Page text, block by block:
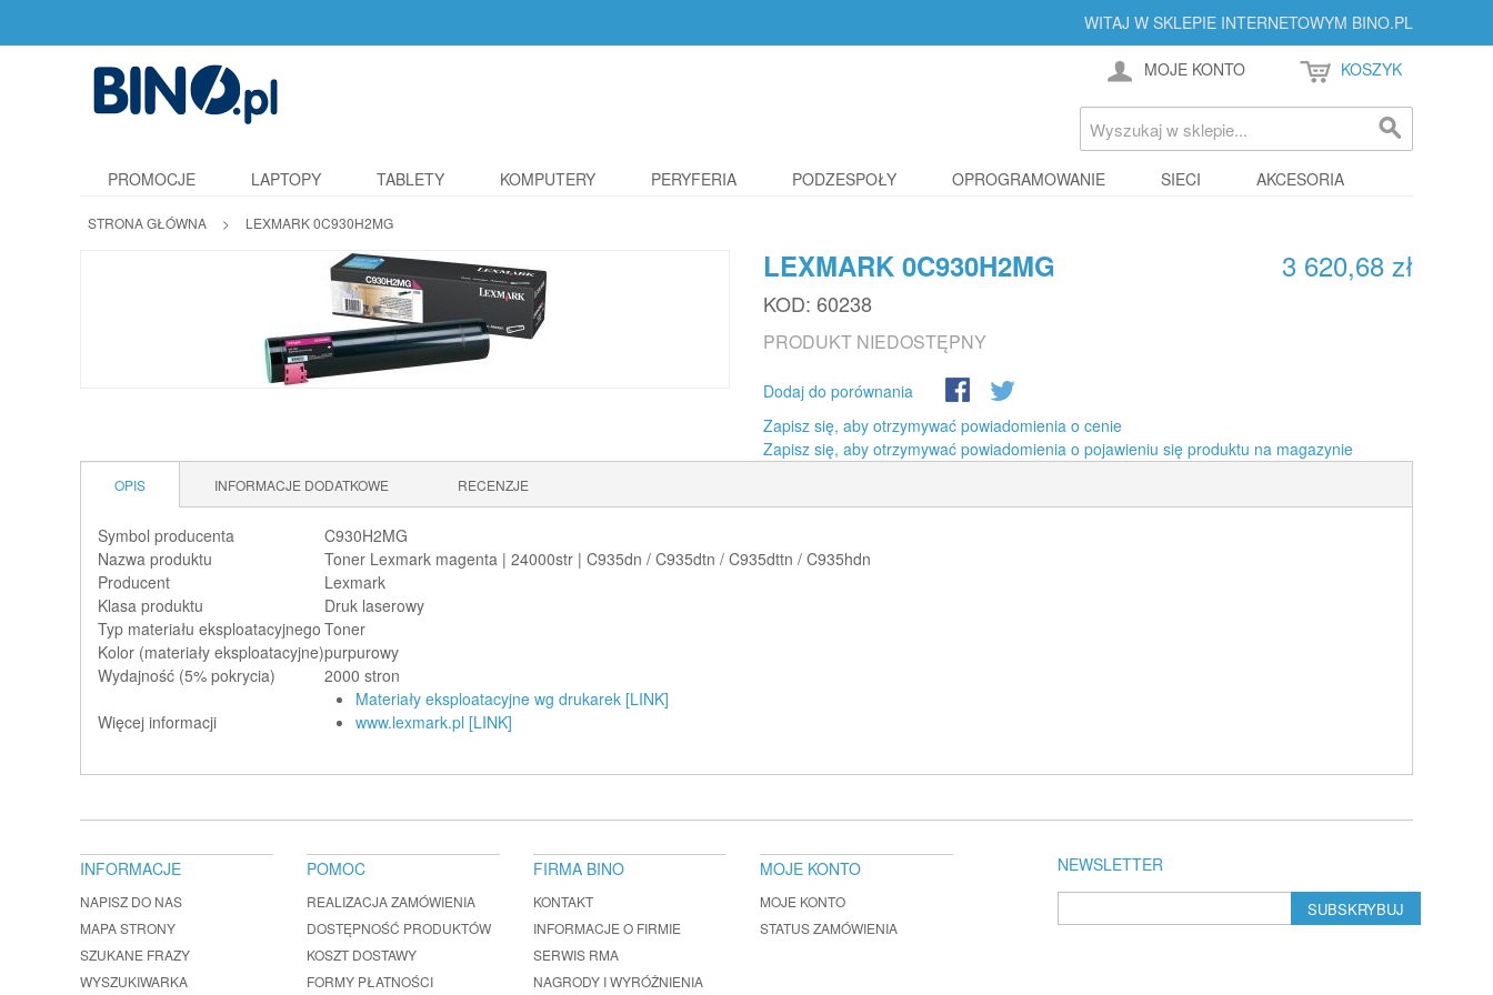
WITAJ W SKLEPIE INTERNETOWYM BINO.PL
MOJE KONTO KOSZYK
PROMOCJE LAPTOPY TABLETY KOMPUTERY PERYFERIA PODZESPOŁY OPROGRAMOWANIE SIECI AKCESORIA
STRONA GŁÓWNA > LEXMARK 0C930H2MG
LEXMARK 0C930H2MG
KOD: 60238
3 620,68 zł
PRODUKT NIEDOSTĘPNY
Dodaj do porównania
Zapisz się, aby otrzymywać powiadomienia o cenie
Zapisz się, aby otrzymywać powiadomienia o pojawieniu się produktu na magazynie
OPIS INFORMACJE DODATKOWE RECENZJE
Symbol producenta
C930H2MG
Nazwa produktu
Toner Lexmark magenta | 24000str | C935dn / C935dtn / C935dttn / C935hdn
Producent
Lexmark
Klasa produktu
Druk laserowy
Typ materiału eksploatacyjnego Toner
Kolor (materiały eksploatacyjne)purpurowy
Wydajność (5% pokrycia)
2000 stron
Więcej informacji
Materiały eksploatacyjne wg drukarek [LINK]
www.lexmark.pl [LINK]
NEWSLETTER
SUBSKRYBUJ
INFORMACJE
NAPISZ DO NAS
MAPA STRONY
SZUKANE FRAZY
WYSZUKIWARKA
POMOC
REALIZACJA ZAMÓWIENIA
DOSTĘPNOŚĆ PRODUKTÓW
KOSZT DOSTAWY
FORMY PŁATNOŚCI
FIRMA BINO
KONTAKT
INFORMACJE O FIRMIE
SERWIS RMA
NAGRODY I WYRÓŻNIENIA
MOJE KONTO
MOJE KONTO
STATUS ZAMÓWIENIA